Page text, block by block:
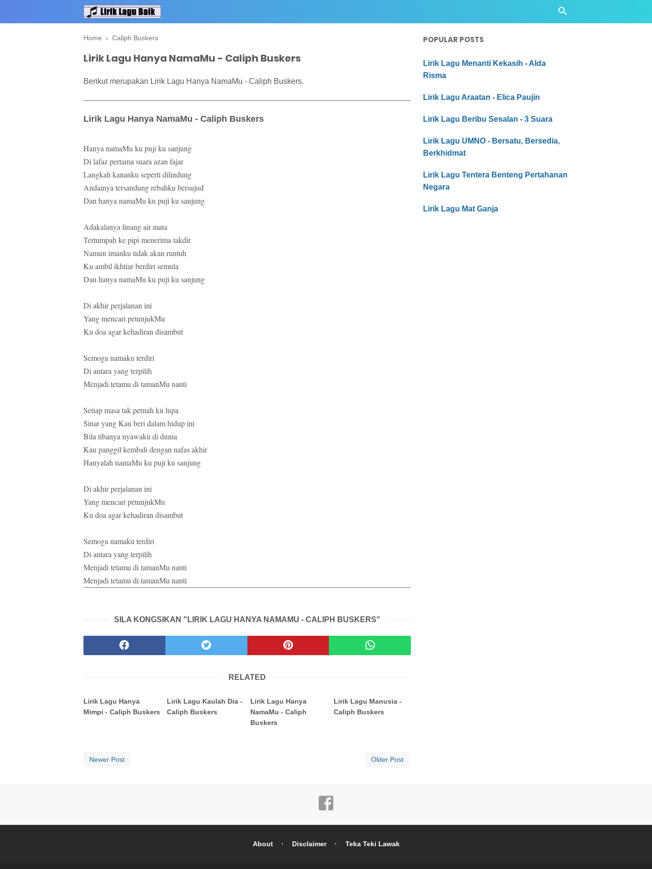
Home › Caliph Buskers
Lirik Lagu Hanya NamaMu - Caliph Buskers
Berikut merupakan Lirik Lagu Hanya NamaMu - Caliph Buskers.
Lirik Lagu Hanya NamaMu - Caliph Buskers
Hanya namaMu ku puji ku sanjung
Di lafaz pertama suara azan fajar
Langkah kananku seperti dilindung
Andainya tersandung rebahku bersujud
Dan hanya namaMu ku puji ku sanjung
Adakalanya linang air mata
Tertumpah ke pipi menerima takdir
Namun imanku tidak akan runtuh
Ku ambil ikhtiar berdiri semula
Dan hanya namaMu ku puji ku sanjung
Di akhir perjalanan ini
Yang mencari petunjukMu
Ku doa agar kehadiran disambut
Semoga namaku terdiri
Di antara yang terpilih
Menjadi tetamu di tamanMu nanti
Setiap masa tak pernah ku lupa
Sinar yang Kau beri dalam hidup ini
Bila tibanya nyawaku di dunia
Kau panggil kembali dengan nafas akhir
Hanyalah namaMu ku puji ku sanjung
Di akhir perjalanan ini
Yang mencari petunjukMu
Ku doa agar kehadiran disambut
Semoga namaku terdiri
Di antara yang terpilih
Menjadi tetamu di tamanMu nanti
Menjadi tetamu di tamanMu nanti
SILA KONGSIKAN "LIRIK LAGU HANYA NAMAMU - CALIPH BUSKERS"
RELATED
Lirik Lagu Hanya
Mimpi - Caliph Buskers
Lirik Lagu Kaulah Dia -
Caliph Buskers
Lirik Lagu Hanya
NamaMu - Caliph
Buskers
Lirik Lagu Manusia -
Caliph Buskers
Newer Post Older Post
POPULAR POSTS
Lirik Lagu Menanti Kekasih - Alda
Risma
Lirik Lagu Araatan - Elica Paujin
Lirik Lagu Beribu Sesalan - 3 Suara
Lirik Lagu UMNO - Bersatu, Bersedia,
Berkhidmat
Lirik Lagu Tentera Benteng Pertahanan
Negara
Lirik Lagu Mat Ganja
About Disclaimer Teka Teki Lawak